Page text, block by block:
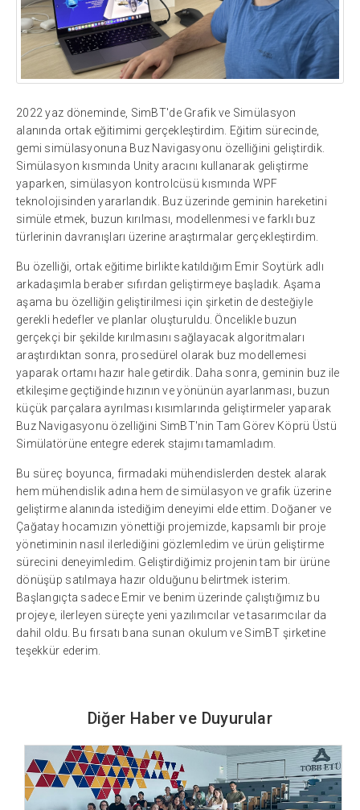
2022 yaz döneminde, SimBT'de Grafik ve Simülasyon
alanında ortak eğitimimi gerçekleştirdim. Eğitim sürecinde,
gemi simülasyonuna Buz Navigasyonu özelliğini geliştirdik.
Simülasyon kısmında Unity aracını kullanarak geliştirme
yaparken, simülasyon kontrolcüsü kısmında WPF
teknolojisinden yararlandık. Buz üzerinde geminin hareketini
simüle etmek, buzun kırılması, modellenmesi ve farklı buz
türlerinin davranışları üzerine araştırmalar gerçekleştirdim.
Bu özelliği, ortak eğitime birlikte katıldığım Emir Soytürk adlı
arkadaşımla beraber sıfırdan geliştirmeye başladık. Aşama
aşama bu özelliğin geliştirilmesi için şirketin de desteğiyle
gerekli hedefler ve planlar oluşturuldu. Öncelikle buzun
gerçekçi bir şekilde kırılmasını sağlayacak algoritmaları
araştırdıktan sonra, prosedürel olarak buz modellemesi
yaparak ortamı hazır hale getirdik. Daha sonra, geminin buz ile
etkileşime geçtiğinde hızının ve yönünün ayarlanması, buzun
küçük parçalara ayrılması kısımlarında geliştirmeler yaparak
Buz Navigasyonu özelliğini SimBT'nin Tam Görev Köprü Üstü
Simülatörüne entegre ederek stajımı tamamladım.
Bu süreç boyunca, firmadaki mühendislerden destek alarak
hem mühendislik adına hem de simülasyon ve grafik üzerine
geliştirme alanında istediğim deneyimi elde ettim. Doğaner ve
Çağatay hocamızın yönettiği projemizde, kapsamlı bir proje
yönetiminin nasıl ilerlediğini gözlemledim ve ürün geliştirme
sürecini deneyimledim. Geliştirdiğimiz projenin tam bir ürüne
dönüşüp satılmaya hazır olduğunu belirtmek isterim.
Başlangıçta sadece Emir ve benim üzerinde çalıştığımız bu
projeye, ilerleyen süreçte yeni yazılımcılar ve tasarımcılar da
dahil oldu. Bu fırsatı bana sunan okulum ve SimBT şirketine
teşekkür ederim.
Diğer Haber ve Duyurular